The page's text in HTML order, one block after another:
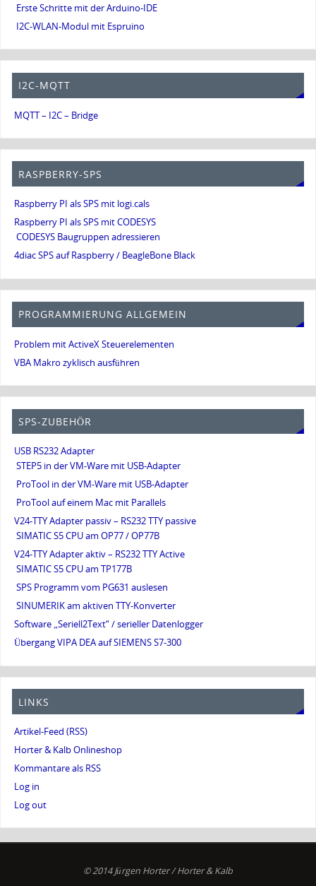
Erste Schritte mit der Arduino-IDE
I2C-WLAN-Modul mit Espruino
I2C-MQTT
MQTT – I2C – Bridge
RASPBERRY-SPS
Raspberry PI als SPS mit logi.cals
Raspberry PI als SPS mit CODESYS
CODESYS Baugruppen adressieren
4diac SPS auf Raspberry / BeagleBone Black
PROGRAMMIERUNG ALLGEMEIN
Problem mit ActiveX Steuerelementen
VBA Makro zyklisch ausführen
SPS-ZUBEHÖR
USB RS232 Adapter
STEP5 in der VM-Ware mit USB-Adapter
ProTool in der VM-Ware mit USB-Adapter
ProTool auf einem Mac mit Parallels
V24-TTY Adapter passiv – RS232 TTY passive
SIMATIC S5 CPU am OP77 / OP77B
V24-TTY Adapter aktiv – RS232 TTY Active
SIMATIC S5 CPU am TP177B
SPS Programm vom PG631 auslesen
SINUMERIK am aktiven TTY-Konverter
Software „Seriell2Text“ / serieller Datenlogger
Übergang VIPA DEA auf SIEMENS S7-300
LINKS
Artikel-Feed (RSS)
Horter & Kalb Onlineshop
Kommantare als RSS
Log in
Log out
© 2014 Jürgen Horter / Horter & Kalb